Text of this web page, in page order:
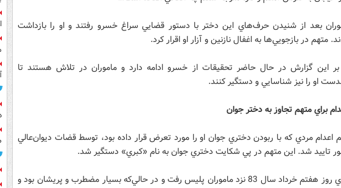
بعد از شنيدن حرف‌هاي اين دختر با دستور قضايي سراغ خسرو رفتند و او را بازداشت
متهم در بازجويي‌ها به اغفال نازنين و آزار او اقرار كرد.
بر اين گزارش در حال حاضر تحقيقات از خسرو ادامه دارد و ماموران در تلاش هستند تا
او را نيز شناسايي و دستگير كنند.
براي متهم تجاوز به دختر جوان
اعدام مردي كه با ربودن دختري جوان او را مورد تعرض قرار داده بود، توسط قضات ديوان‌عالي
تاييد شد. اين متهم در پي شكايت دختري جوان به نام «كبري» دستگير شد.
كبري روز هفتم خرداد سال 83 نزد ماموران پليس رفت و در حالي‌كه بسيار مضطرب و پريشان بود و